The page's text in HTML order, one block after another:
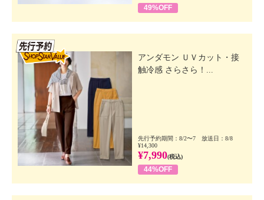
49%OFF
アンダモン ＵＶカット・接
触冷感 さらさら！...
先行予約期間：8/2〜7 放送日：8/8
¥14,300
¥7,990(税込)
44%OFF